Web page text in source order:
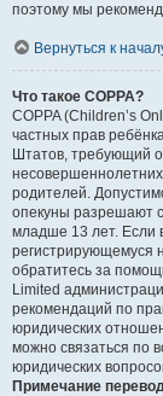
поэтому мы
Вернуться к
Что такое COPPA?
COPPA (Children’s
частных прав
Штатов, требующий
родителей.
опекуны разрешают
младше 13 лет. Если
регистрирующемуся
обратитесь за
Limited
рекомендаций по
юридических
можно связаться по
юридических
Примечание